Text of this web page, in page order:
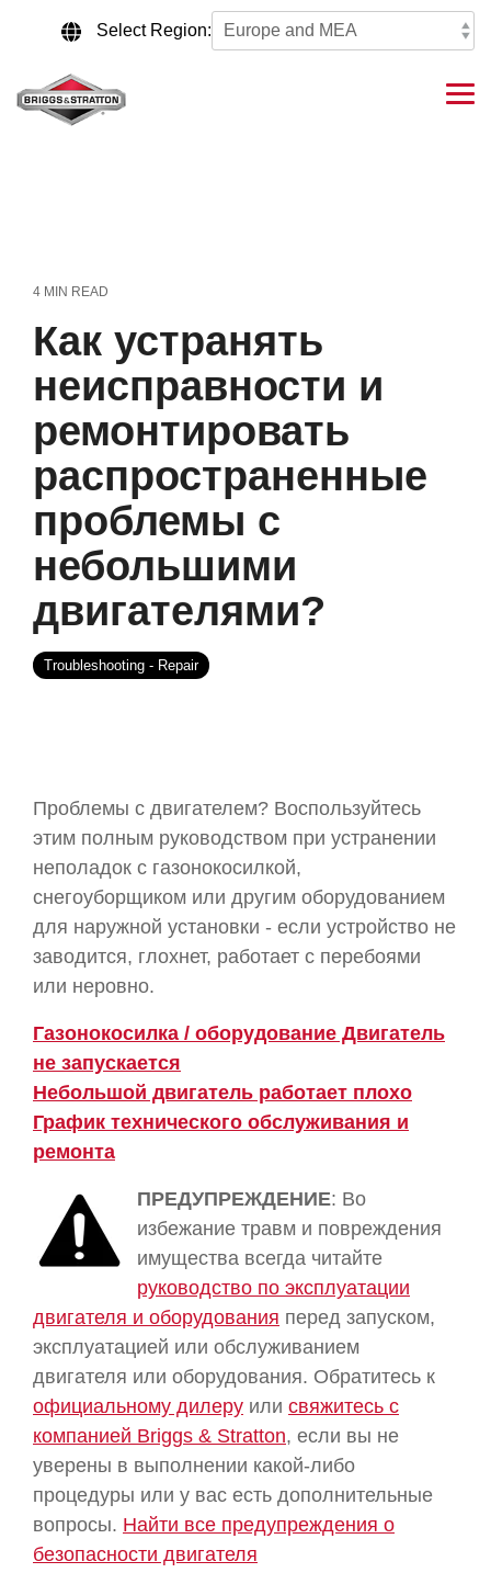
content.
Select Region:
4 MIN READ
Как устранять
неисправности и
ремонтировать
распространенные
проблемы с
небольшими
двигателями?
Troubleshooting - Repair
Проблемы с двигателем? Воспользуйтесь
этим полным руководством при устранении
неполадок с газонокосилкой,
снегоуборщиком или другим оборудованием
для наружной установки - если устройство не
заводится, глохнет, работает с перебоями
или неровно.
Газонокосилка / оборудование Двигатель
не запускается
Небольшой двигатель работает плохо
График технического обслуживания и
ремонта
ПРЕДУПРЕЖДЕНИЕ: Во
избежание травм и повреждения
имущества всегда читайте
руководство по эксплуатации
двигателя и оборудования перед запуском,
эксплуатацией или обслуживанием
двигателя или оборудования. Обратитесь к
официальному дилеру или свяжитесь с
компанией Briggs & Stratton, если вы не
уверены в выполнении какой-либо
процедуры или у вас есть дополнительные
вопросы. Найти все предупреждения о
безопасности двигателя